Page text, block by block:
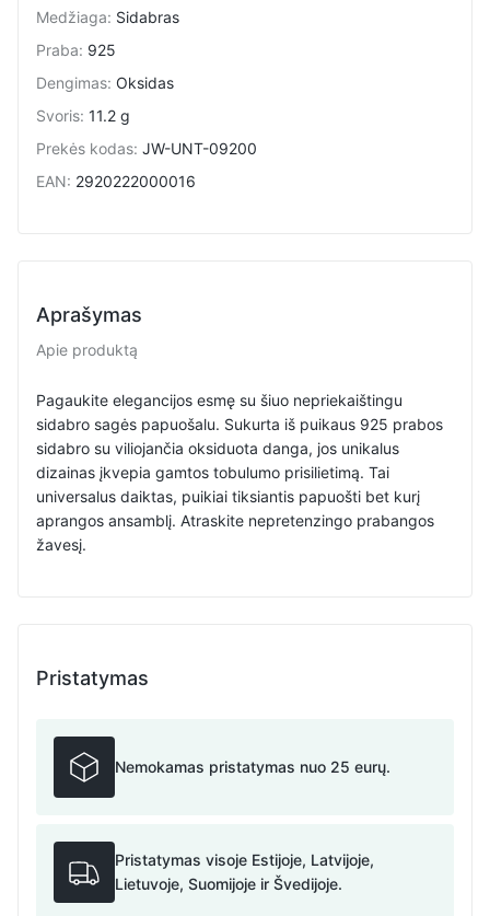
Medžiaga: Sidabras
Praba: 925
Dengimas: Oksidas
Svoris: 11.2 g
Prekės kodas: JW-UNT-09200
EAN: 2920222000016
Aprašymas
Apie produktą
Pagaukite elegancijos esmę su šiuo nepriekaištingu
sidabro sagės papuošalu. Sukurta iš puikaus 925 prabos
sidabro su viliojančia oksiduota danga, jos unikalus
dizainas įkvepia gamtos tobulumo prisilietimą. Tai
universalus daiktas, puikiai tiksiantis papuošti bet kurį
aprangos ansamblį. Atraskite nepretenzingo prabangos
žavesį.
Pristatymas
Nemokamas pristatymas nuo 25 eurų.
Pristatymas visoje Estijoje, Latvijoje,
Lietuvoje, Suomijoje ir Švedijoje.